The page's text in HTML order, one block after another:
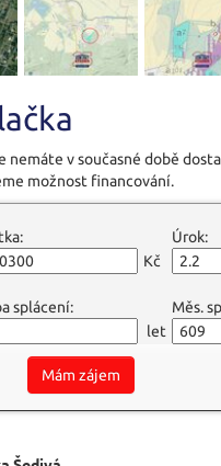
nemáte v současné době
možnost financování.
Kč
Úrok:
splácení:
let
Měs.
Mám zájem